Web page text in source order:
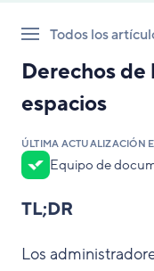
Todos los
Derechos
espacios
ÚLTIMA ACTUALIZACIÓN
Equipo de
TL;DR
Los